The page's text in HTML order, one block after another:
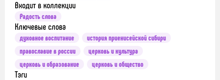
Входит в коллекции
Радость слова
Ключевые слова
духовное воспитание
история приенисейской сибири
православие в россии
церковь и культура
церковь и образование
церковь и общество
Тэги